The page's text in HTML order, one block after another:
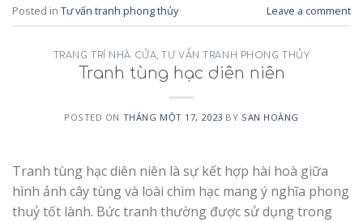
Posted in Tư vấn tranh phong thủy Leave a comment
TRANG TRÍ NHÀ CỬA ,TƯ VẤN TRANH PHONG THỦY
Tranh tùng hạc diên niên
POSTED ON THÁNG MỘT 17, 2023 BY SAN HOÀNG
Tranh tùng hạc diên niên là sự kết hợp hài hoà giữa
hình ảnh cây tùng và loài chim hạc mang ý nghĩa phong
thuỷ tốt lành. Bức tranh thường được sử dụng trong